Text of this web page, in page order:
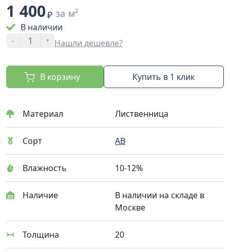
1 400 ₽ за м²
В наличии
-
+ Нашли дешевле?
В корзину Купить в 1 клик
Материал Лиственница
Сорт AB
Влажность 10-12%
Наличие
В наличии на складе в
Москве
Толщина 20